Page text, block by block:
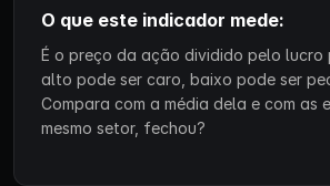
O que este indicador mede:
É o preço da ação dividido pelo lucro
alto pode ser caro, baixo pode ser
Compara com a média dela e com as
mesmo setor, fechou?